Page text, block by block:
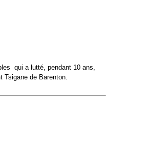
qui a lutté, pendant 10 ans,
Tsigane de Barenton.